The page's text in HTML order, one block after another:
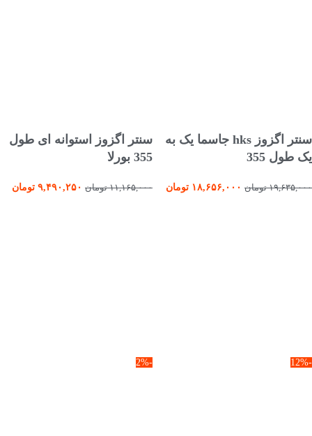
سنتر اگزوز hks جاسما یک به
یک طول 355
۱۹,۶۳۵,۰۰۰ تومان ۱۸,۶۵۶,۰۰۰ تومان
سنتر اگزوز استوانه ای طول
355 بورلا
۱۱,۱۶۵,۰۰۰ تومان ۹,۴۹۰,۲۵۰ تومان
-12%
-2%